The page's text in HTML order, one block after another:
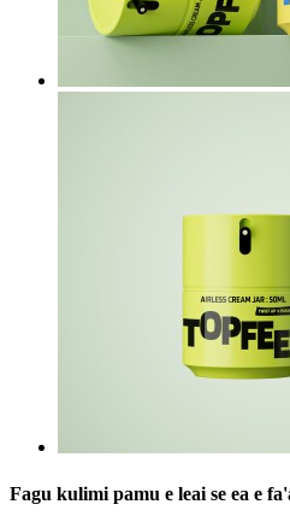
Fagu kulimi pamu e leai se ea e